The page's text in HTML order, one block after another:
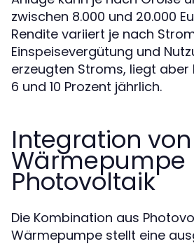
zwischen 8.000 und 20.000
Rendite variiert je nach
Einspeisevergütung und
erzeugten Stroms, liegt
6 und 10 Prozent jährlich.
Integration von
Wärmepumpe
Photovoltaik
Die Kombination aus
Wärmepumpe stellt eine